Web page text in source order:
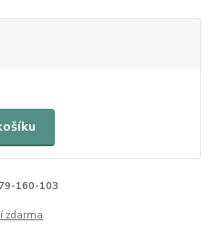
160-103
zdarma